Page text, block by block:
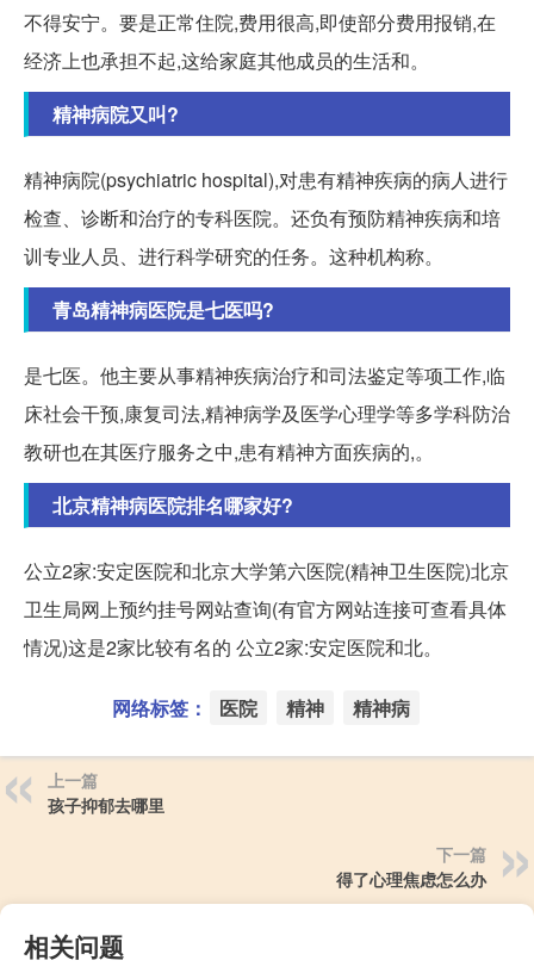
不得安宁。要是正常住院,费用很高,即使部分费用报销,在
经济上也承担不起,这给家庭其他成员的生活和。
精神病院又叫?
精神病院(psychiatric hospital),对患有精神疾病的病人进行
检查、诊断和治疗的专科医院。还负有预防精神疾病和培
训专业人员、进行科学研究的任务。这种机构称。
青岛精神病医院是七医吗?
是七医。他主要从事精神疾病治疗和司法鉴定等项工作,临
床社会干预,康复司法,精神病学及医学心理学等多学科防治
教研也在其医疗服务之中,患有精神方面疾病的,。
北京精神病医院排名哪家好?
公立2家:安定医院和北京大学第六医院(精神卫生医院)北京
卫生局网上预约挂号网站查询(有官方网站连接可查看具体
情况)这是2家比较有名的 公立2家:安定医院和北。
网络标签： 医院 精神 精神病
上一篇
孩子抑郁去哪里
下一篇
得了心理焦虑怎么办
相关问题